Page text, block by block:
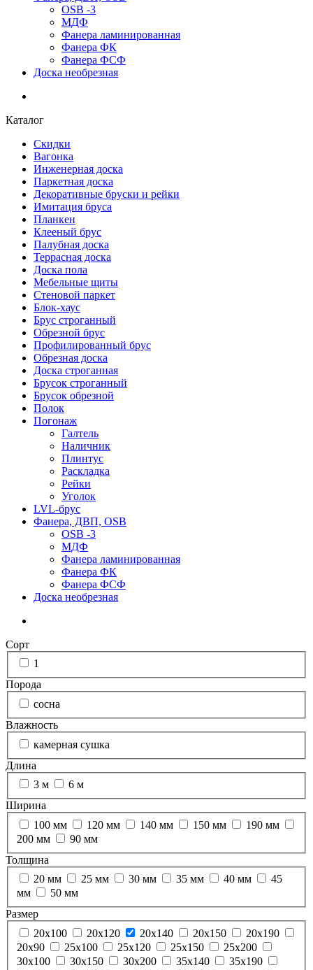
OSB -3
МДФ
Фанера ламинированная
Фанера ФК
Фанера ФСФ
Доска необрезная
Каталог
Скидки
Вагонка
Инженерная доска
Паркетная доска
Декоративные бруски и рейки
Имитация бруса
Планкен
Клееный брус
Палубная доска
Террасная доска
Доска пола
Мебельные щиты
Стеновой паркет
Блок-хаус
Брус строганный
Обрезной брус
Профилированный брус
Обрезная доска
Доска строганная
Брусок строганный
Брусок обрезной
Полок
Погонаж
Галтель
Наличник
Плинтус
Раскладка
Рейки
Уголок
LVL-брус
Фанера, ДВП, OSB
OSB -3
МДФ
Фанера ламинированная
Фанера ФК
Фанера ФСФ
Доска необрезная
Сорт
1
Порода
сосна
Влажность
камерная сушка
Длина
3 м
6 м
Ширина
100 мм
120 мм 140 мм 150 мм
190 мм
200 мм
90 мм
Толщина
20 мм
25 мм 30 мм 35 мм 40 мм
45
мм
50 мм
Размер
20х100
20х120 20х140 20х150
20х190
20х90
25х100 25х120 25х150
25х200
30х100
30х150 30х200 35х140
35х190